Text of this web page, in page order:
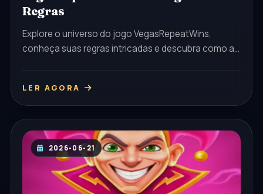
Regras
Explore o universo do jogo VegasRepeatWins,
conheça suas regras intricadas e descubra como a
LER AGORA
2026-06-21